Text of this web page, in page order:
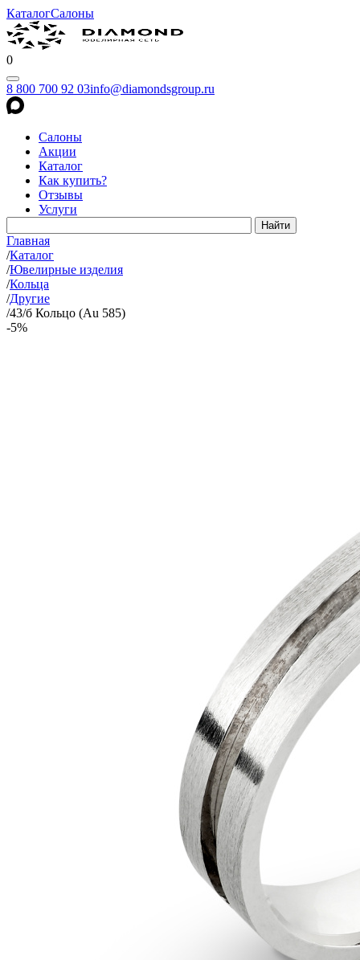
КаталогСалоны
0
8 800 700 92 03info@diamondsgroup.ru
Салоны
Акции
Каталог
Как купить?
Отзывы
Услуги
Главная
/Каталог
/Ювелирные изделия
/Кольца
/Другие
/43/б Кольцо (Au 585)
-5%